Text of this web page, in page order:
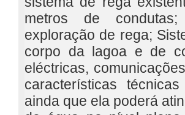
metros de
exploração de rega;
corpo da lagoa e de
eléctricas,
características
ainda que ela poderá